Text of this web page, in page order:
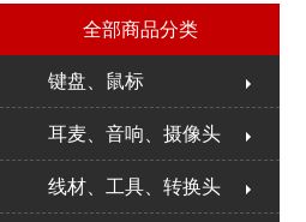
全部商品分类
键盘、鼠标
耳麦、音响、摄像头
线材、工具、转换头